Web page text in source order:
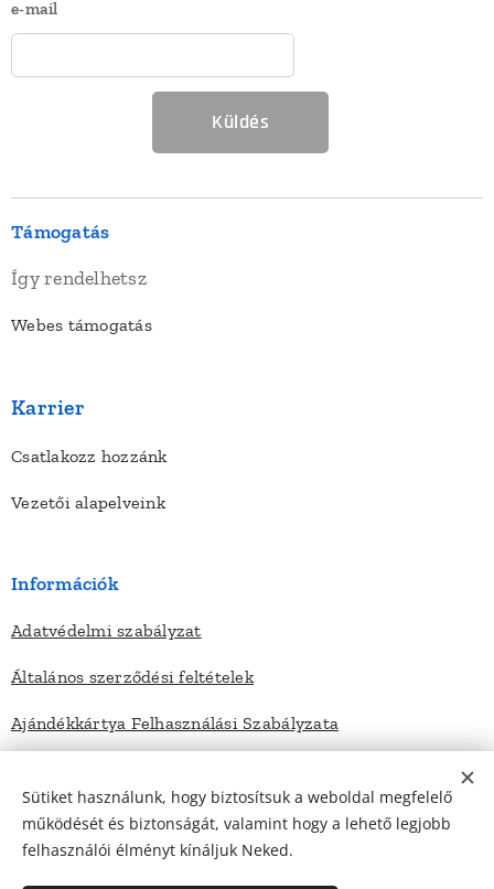
e-mail
Küldés
Támogatás
Így rendelhetsz
Webes támogatás
Karrier
Csatlakozz hozzánk
Vezetői alapelveink
Információk
Adatvédelmi szabályzat
Általános szerződési feltételek
Ajándékkártya Felhasználási Szabályzata
Elérhetőségek
Kapcsolat
Sütiket használunk, hogy biztosítsuk a weboldal megfelelő
működését és biztonságát, valamint hogy a lehető legjobb
felhasználói élményt kínáljuk Neked.